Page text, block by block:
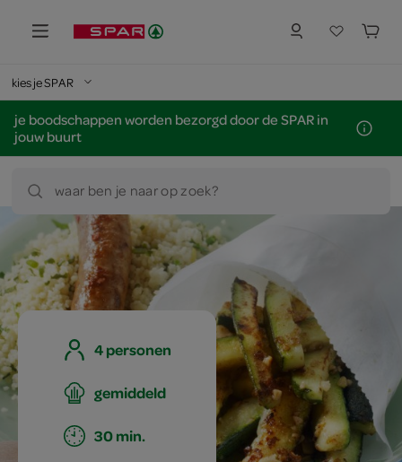
kies je SPAR
je boodschappen worden bezorgd door de SPAR in
jouw buurt
waar ben je naar op zoek?
4 personen
gemiddeld
30 min.